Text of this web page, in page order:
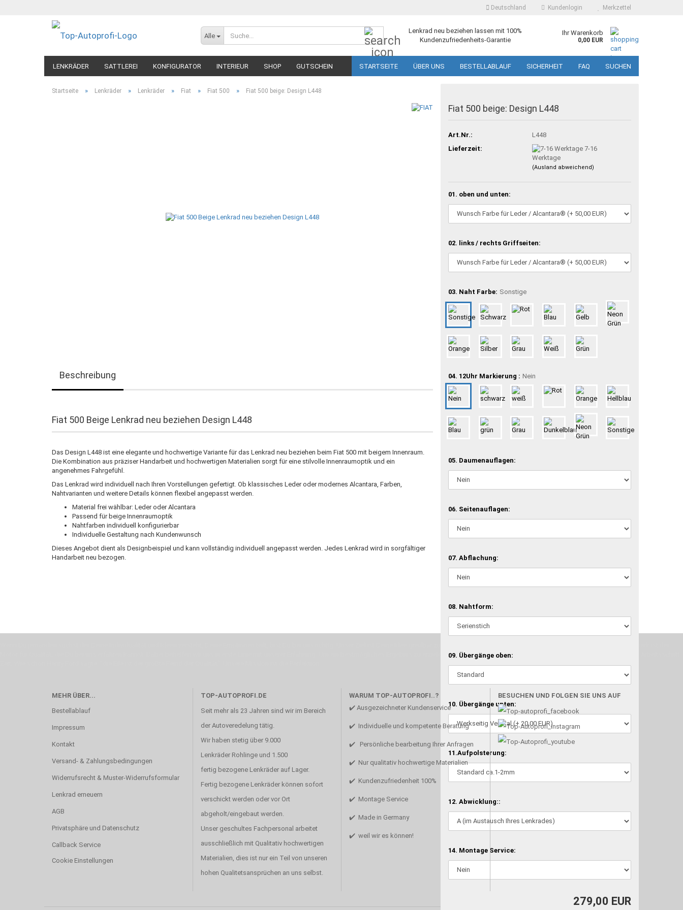
Deutschland Kundenlogin Merkzettel
Alle
Lenkrad neu beziehen lassen mit 100%
Kundenzufriedenheits-Garantie
Ihr Warenkorb
0,00 EUR
LENKRÄDER SATTLEREI KONFIGURATOR INTERIEUR SHOP GUTSCHEIN STARTSEITE ÜBER UNS BESTELLABLAUF SICHERHEIT FAQ SUCHEN
Startseite » Lenkräder » Lenkräder » Fiat » Fiat 500 » Fiat 500 beige: Design L448
Fiat 500 beige: Design L448
Art.Nr.:
L448
Lieferzeit:
7-16
Werktage
(Ausland abweichend)
01. oben und unten:
02. links / rechts Griffseiten:
03. Naht Farbe: Sonstige
04. 12Uhr Markierung : Nein
05. Daumenauflagen:
06. Seitenauflagen:
07. Abflachung:
08. Nahtform:
09. Übergänge oben:
10. Übergänge unten:
11.Aufpolsterung:
12. Abwicklung::
14. Montage Service:
279,00 EUR
Beschreibung
Fiat 500 Beige Lenkrad neu beziehen Design L448
Das Design L448 ist eine elegante und hochwertige Variante für das Lenkrad neu beziehen beim Fiat 500 mit beigem Innenraum.
Die Kombination aus präziser Handarbeit und hochwertigen Materialien sorgt für eine stilvolle Innenraumoptik und ein
angenehmes Fahrgefühl.
Das Lenkrad wird individuell nach Ihren Vorstellungen gefertigt. Ob klassisches Leder oder modernes Alcantara, Farben,
Nahtvarianten und weitere Details können flexibel angepasst werden.
Material frei wählbar: Leder oder Alcantara
Passend für beige Innenraumoptik
Nahtfarben individuell konfigurierbar
Individuelle Gestaltung nach Kundenwunsch
Dieses Angebot dient als Designbeispiel und kann vollständig individuell angepasst werden. Jedes Lenkrad wird in sorgfältiger
Handarbeit neu bezogen.
Motor für Qualität, die Du bei uns erfahren kannst. Dabei behelfen wir uns in erste Linie mit unserer Erfahrung. Um ein bestmögliches Ergebnis zu erzielen, verwenden wir hochwertige Materialien und nehmen uns für jeden Arbeitsschritt
MEHR ÜBER...
Bestellablauf
Impressum
Kontakt
Versand- & Zahlungsbedingungen
Widerrufsrecht & Muster-Widerrufsformular
Lenkrad erneuern
AGB
Privatsphäre und Datenschutz
Callback Service
Cookie Einstellungen
TOP-AUTOPROFI.DE
Seit mehr als 23 Jahren sind wir im Bereich
der Autoveredelung tätig.
Wir haben stetig über 9.000
Lenkräder Rohlinge und 1.500
fertig bezogene Lenkräder auf Lager.
Fertig bezogene Lenkräder können sofort
verschickt werden oder vor Ort
abgeholt/eingebaut werden.
Unser geschultes Fachpersonal arbeitet
ausschließlich mit Qualitativ hochwertigen
Materialien, dies ist nur ein Teil von unseren
hohen Qualitetsansprüchen an uns selbst.
WARUM TOP-AUTOPROFI..?
✔️ Ausgezeichneter Kundenservice
✔️ Individuelle und kompetente Beratung
✔️ Persönliche bearbeitung Ihrer Anfragen
✔️ Nur qualitativ hochwertige Materialien
✔️ Kundenzufriedenheit 100%
✔️ Montage Service
✔️ Made in Germany
✔️ weil wir es können!
BESUCHEN UND FOLGEN SIE UNS AUF